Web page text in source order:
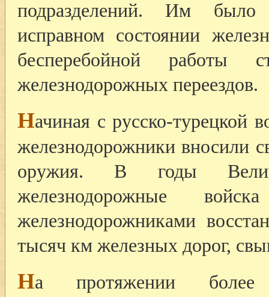
подразделений. Им было
исправном состоянии
бесперебойной
железнодорожных переездов.
Начиная с русско-турецкой
железнодорожники вносили
оружия. В годы
железнодорожные
железнодорожниками
тысяч км железных дорог,
На протяжении